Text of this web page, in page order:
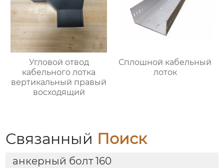
Угловой отвод
кабельного лотка
вертикальный правый
восходящий
Сплошной кабельный
лоток
Связанный Поиск
анкерный болт 160